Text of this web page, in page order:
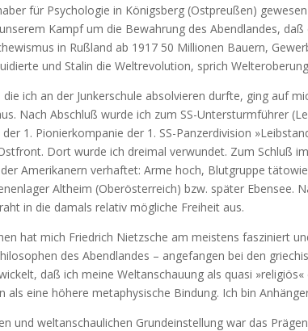
für Psychologie in Königsberg (Ostpreußen)
Kampf um die Bewahrung des Abendlandes,
in Rußland ab 1917 50 Millionen Bauern,
und Stalin die Weltrevolution, sprich
die ich an der Junkerschule absolvieren durfte, ging auf
Nach Abschluß wurde ich zum SS-Untersturmführer
1. Pionierkompanie der 1. SS-Panzerdivision
Dort wurde ich dreimal verwundet. Zum Schluß
Amerikanern verhaftet: Arme hoch, Blutgruppe
Altheim (Oberösterreich) bzw. später Ebensee.
in die damals relativ mögliche Freiheit aus.
hat mich Friedrich Nietzsche am meistens fasziniert
des Abendlandes – angefangen bei den
daß ich meine Weltanschauung als quasi
als eine höhere metaphysische Bindung. Ich bin
und weltanschaulichen Grundeinstellung war das